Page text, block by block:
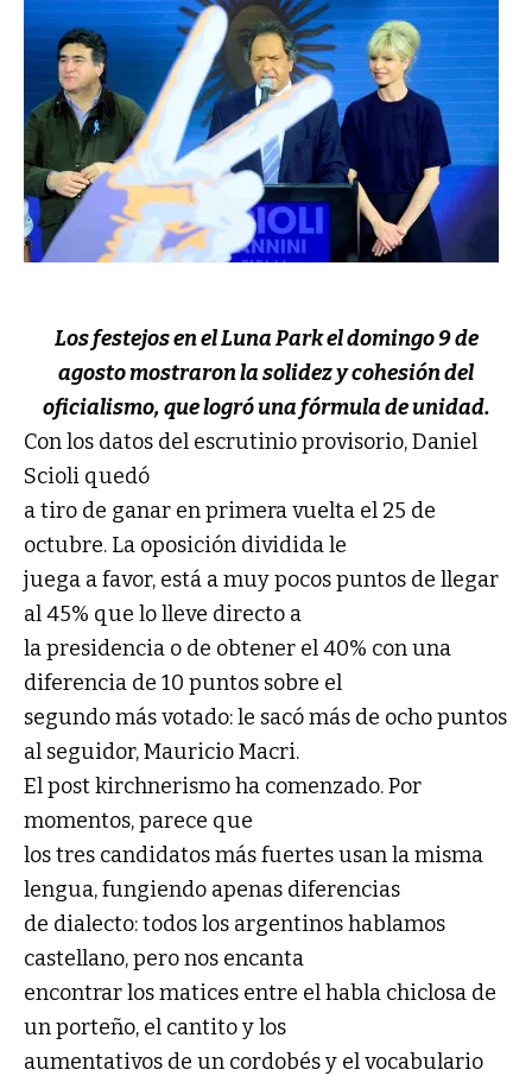
Los festejos en el Luna Park el domingo 9 de
agosto mostraron la solidez y cohesión del
oficialismo, que logró una fórmula de unidad.
Con los datos del escrutinio provisorio, Daniel
Scioli quedó
a tiro de ganar en primera vuelta el 25 de
octubre. La oposición dividida le
juega a favor, está a muy pocos puntos de llegar
al 45% que lo lleve directo a
la presidencia o de obtener el 40% con una
diferencia de 10 puntos sobre el
segundo más votado: le sacó más de ocho puntos
al seguidor, Mauricio Macri.
El post kirchnerismo ha comenzado. Por
momentos, parece que
los tres candidatos más fuertes usan la misma
lengua, fungiendo apenas diferencias
de dialecto: todos los argentinos hablamos
castellano, pero nos encanta
encontrar los matices entre el habla chiclosa de
un porteño, el cantito y los
aumentativos de un cordobés y el vocabulario